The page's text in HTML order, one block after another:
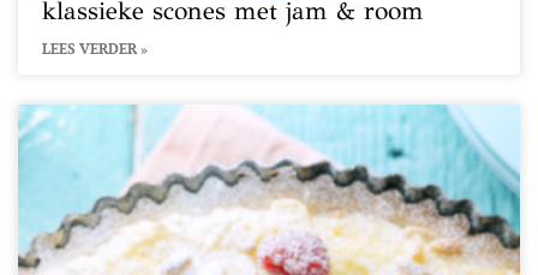
klassieke scones met jam & room
LEES VERDER »